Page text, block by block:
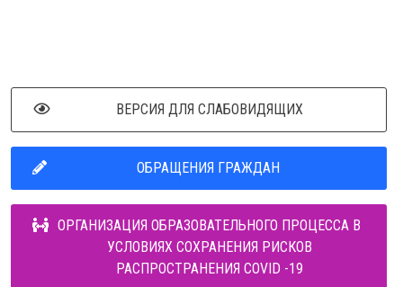
ВЕРСИЯ ДЛЯ СЛАБОВИДЯЩИХ
ОБРАЩЕНИЯ ГРАЖДАН
ОРГАНИЗАЦИЯ ОБРАЗОВАТЕЛЬНОГО ПРОЦЕССА В
УСЛОВИЯХ СОХРАНЕНИЯ РИСКОВ
РАСПРОСТРАНЕНИЯ COVID -19